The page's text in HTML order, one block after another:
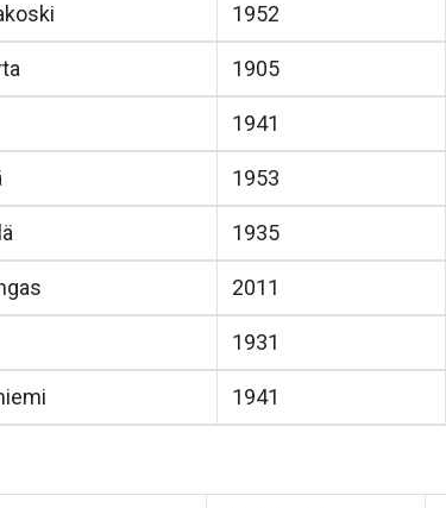
1952
1905
1941
1953
1935
2011
1931
1941